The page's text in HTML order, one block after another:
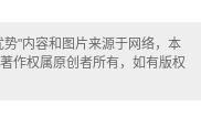
"内容和图片来源于网络，本
作权属原创者所有，如有版权